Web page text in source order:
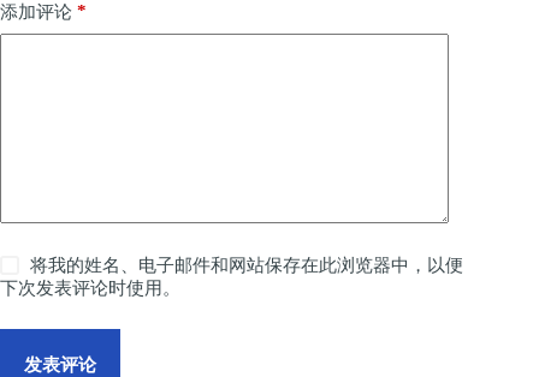
添加评论 *
将我的姓名、电子邮件和网站保存在此浏览器中，以便
下次发表评论时使用。
发表评论